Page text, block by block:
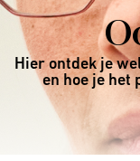
Hier ontdek je
en hoe je het